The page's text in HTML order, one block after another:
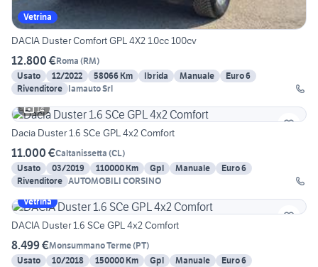
Vetrina
DACIA Duster Comfort GPL 4X2 1.0cc 100cv
12.800 €Roma (RM)
Usato
12/2022 58066 Km Ibrida Manuale
Euro 6
Rivenditore Iamauto Srl
14
Dacia Duster 1.6 SCe GPL 4x2 Comfort
11.000 €Caltanissetta (CL)
Usato
03/2019 110000 Km Gpl Manuale
Euro 6
Rivenditore AUTOMOBILI CORSINO
Vetrina
DACIA Duster 1.6 SCe GPL 4x2 Comfort
8.499 €Monsummano Terme(PT)
Usato
10/2018 150000 Km Gpl Manuale
Euro 6